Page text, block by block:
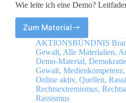
Wie leite ich eine Demo?
Zum Material
Wie
leite
ich
eine
Demo?
Leitfaden
AKTIONSBÜNDNIS
Gewalt, Alle Materialien,
Demo-Material, Demokratie
Gewalt, Medienkompetenz,
Online aktiv, Quellen,
Rechtsextremismus,
Rassismus